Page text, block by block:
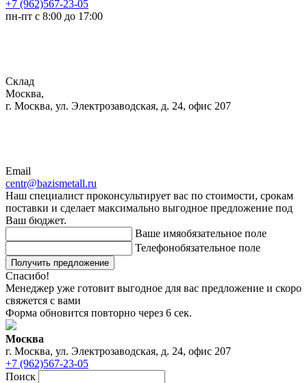
+7 (962)567-23-05
пн-пт с 8:00 до 17:00
Склад
Москва,
г. Москва, ул. Электрозаводская, д. 24, офис 207
Email
centr@bazismetall.ru
Наш специалист проконсультирует вас по стоимости, срокам
поставки и сделает максимально выгодное предложение под
Ваш бюджет.
Ваше имяобязательное поле
Телефонобязательное поле
Получить предложение
Спасибо!
Менеджер уже готовит выгодное для вас предложение и скоро
свяжется с вами
Форма обновится повторно через 6 сек.
Москва
г. Москва, ул. Электрозаводская, д. 24, офис 207
+7 (962)567-23-05
Поиск